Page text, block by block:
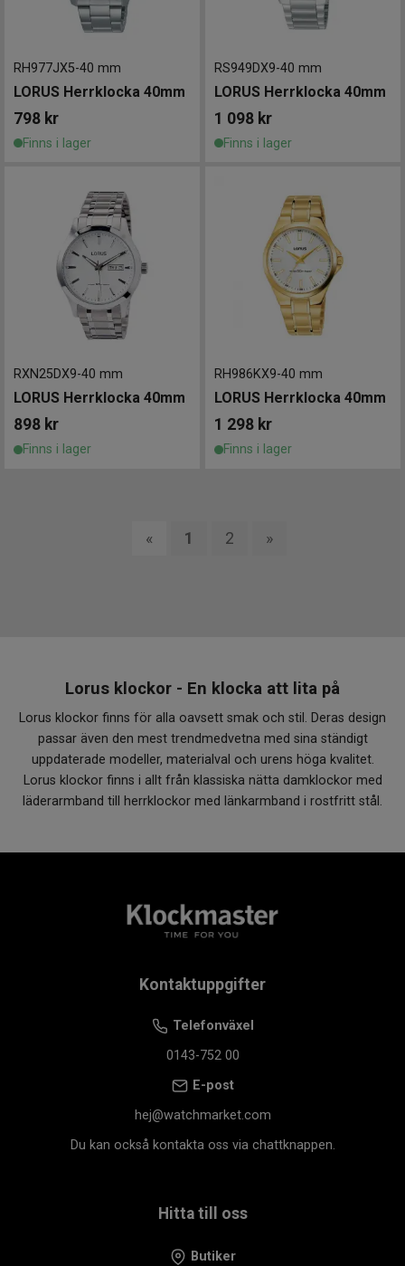
RH977JX5-40 mm
LORUS Herrklocka 40mm
798 kr
Finns i lager
RS949DX9-40 mm
LORUS Herrklocka 40mm
1 098 kr
Finns i lager
RXN25DX9-40 mm
LORUS Herrklocka 40mm
898 kr
Finns i lager
RH986KX9-40 mm
LORUS Herrklocka 40mm
1 298 kr
Finns i lager
« 1 2 »
Lorus klockor - En klocka att lita på
Lorus klockor finns för alla oavsett smak och stil. Deras design
passar även den mest trendmedvetna med sina ständigt
uppdaterade modeller, materialval och urens höga kvalitet.
Lorus klockor finns i allt från klassiska nätta damklockor med
läderarmband till herrklockor med länkarmband i rostfritt stål.
Kontaktuppgifter
Telefonväxel
0143-752 00
E-post
hej@watchmarket.com
Du kan också kontakta oss via chattknappen.
Hitta till oss
Butiker